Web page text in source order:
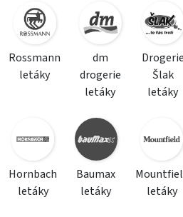
Rossmann
letáky
dm
drogerie
letáky
Drogerie
Šlak
letáky
Hornbach
letáky
Baumax
letáky
letáky